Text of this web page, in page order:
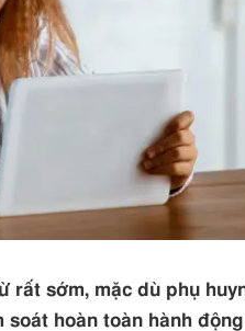
rất sớm, mặc dù phụ
hoàn toàn hành